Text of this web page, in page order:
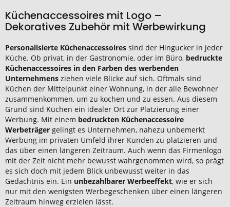
Küchenaccessoires mit Logo –
Dekoratives Zubehör mit Werbewirkung
Personalisierte Küchenaccessoires sind der Hingucker in jeder
Küche. Ob privat, in der Gastronomie, oder im Büro, bedruckte
Küchenaccessoires in den Farben des werbenden
Unternehmens ziehen viele Blicke auf sich. Oftmals sind
Küchen der Mittelpunkt einer Wohnung, in der alle Bewohner
zusammenkommen, um zu kochen und zu essen. Aus diesem
Grund sind Küchen ein idealer Ort zur Platzierung einer
Werbung. Mit einem bedruckten Küchenaccessoire
Werbeträger gelingt es Unternehmen, nahezu unbemerkt
Werbung im privaten Umfeld ihrer Kunden zu platzieren und
das über einen längeren Zeitraum. Auch wenn das Firmenlogo
mit der Zeit nicht mehr bewusst wahrgenommen wird, so prägt
es sich doch mit jedem Blick unbewusst weiter in das
Gedächtnis ein. Ein unbezahlbarer Werbeeffekt, wie er sich
nur mit den wenigsten Werbegeschenken über einen längeren
Zeitraum hinweg erzielen lässt.